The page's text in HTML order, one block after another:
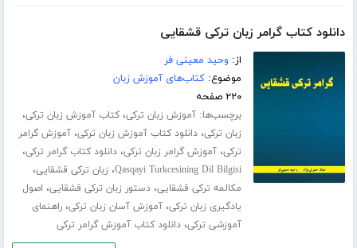
دانلود کتاب گرامر زبان ترکی قشقایی
از: وحید معینی فر
موضوع:کتاب‌های آموزش زبان
۲۲۰ صفحه
برچسب‌ها:آموزش زبان ترکی،کتاب آموزش زبان ترکی،
زبان ترکی،دانلود کتاب آموزش زبان ترکی،آموزش گرامر
ترکی،آموزش گرامر زبان ترکی،دانلود کتاب گرامر ترکی،
Qasqayi Turkcesining Dil Bilgisi، زبان ترکی قشقایی،
مکالمه ترکی قشقایی،دستور زبان ترکی قشقایی، اصول
یادگیری زبان ترکی،آموزش آسان زبان ترکی،راهنمای
آموزشی ترکی،دانلود کتاب آموزش گرامر ترکی